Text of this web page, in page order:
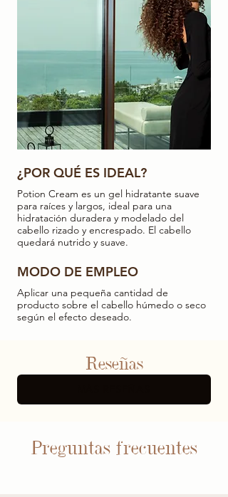
¿POR QUÉ ES IDEAL?
Potion Cream es un gel hidratante suave
para raíces y largos, ideal para una
hidratación duradera y modelado del
cabello rizado y encrespado. El cabello
quedará nutrido y suave.
MODO DE EMPLEO
Aplicar una pequeña cantidad de
producto sobre el cabello húmedo o seco
según el efecto deseado.
Reseñas
Preguntas frecuentes